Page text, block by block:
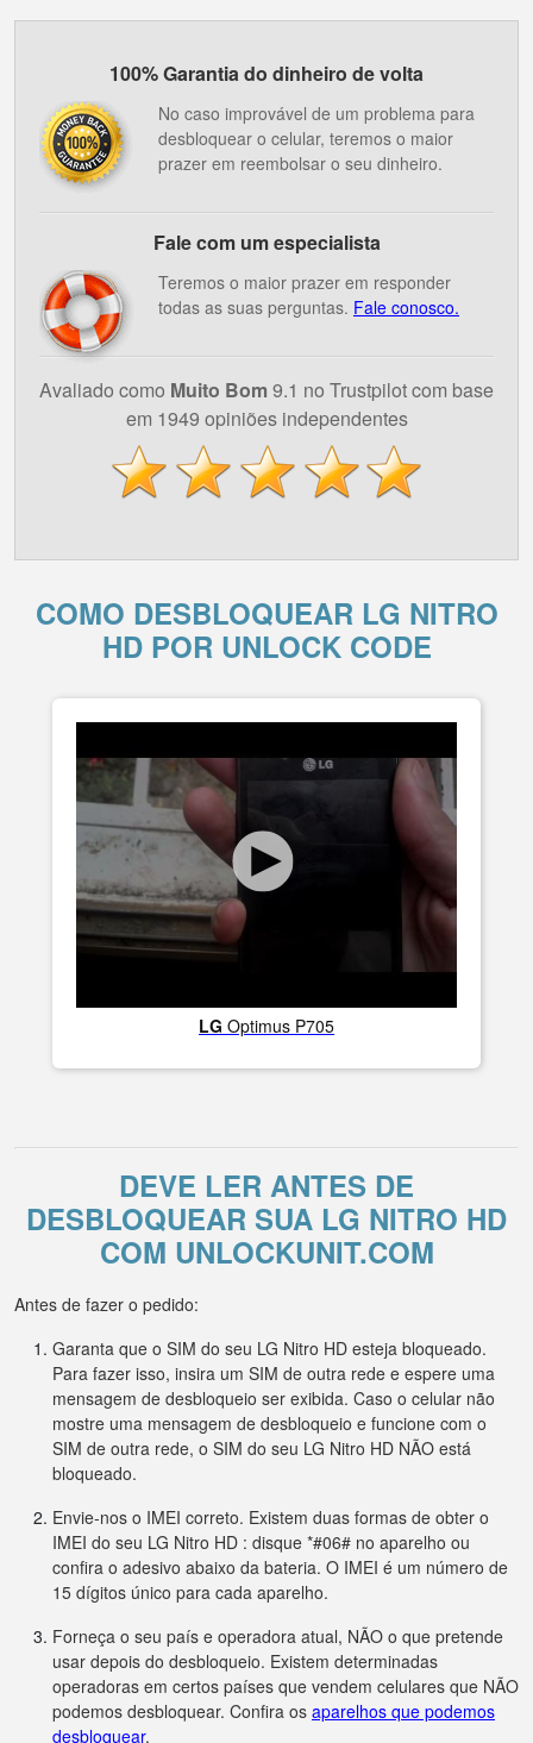
100% Garantia do dinheiro de volta
No caso improvável de um problema para
desbloquear o celular, teremos o maior
prazer em reembolsar o seu dinheiro.
Fale com um especialista
Teremos o maior prazer em responder
todas as suas perguntas. Fale conosco.
Avaliado como Muito Bom9.1 no Trustpilot com base
em 1949 opiniões independentes
COMO DESBLOQUEAR LG NITRO
HD POR UNLOCK CODE
LG Optimus P705
DEVE LER ANTES DE
DESBLOQUEAR SUA LG NITRO HD
COM UNLOCKUNIT.COM
Antes de fazer o pedido:
Garanta que o SIM do seu LG Nitro HD esteja bloqueado.
Para fazer isso, insira um SIM de outra rede e espere uma
mensagem de desbloqueio ser exibida. Caso o celular não
mostre uma mensagem de desbloqueio e funcione com o
SIM de outra rede, o SIM do seu LG Nitro HD NÃO está
bloqueado.
Envie-nos o IMEI correto. Existem duas formas de obter o
IMEI do seu LG Nitro HD : disque *#06# no aparelho ou
confira o adesivo abaixo da bateria. O IMEI é um número de
15 dígitos único para cada aparelho.
Forneça o seu país e operadora atual, NÃO o que pretende
usar depois do desbloqueio. Existem determinadas
operadoras em certos países que vendem celulares que NÃO
podemos desbloquear. Confira os aparelhos que podemos
desbloquear.